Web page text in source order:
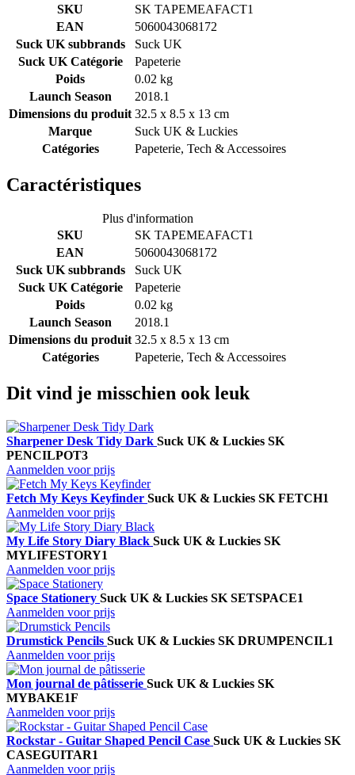
SKU
SK TAPEMEAFACT1
EAN
5060043068172
Suck UK subbrands
Suck UK
Suck UK Catégorie
Papeterie
Poids
0.02 kg
Launch Season
2018.1
Dimensions du produit 32.5 x 8.5 x 13 cm
Marque
Suck UK & Luckies
Catégories
Papeterie, Tech & Accessoires
Caractéristiques
Plus d'information
SKU
SK TAPEMEAFACT1
EAN
5060043068172
Suck UK subbrands
Suck UK
Suck UK Catégorie
Papeterie
Poids
0.02 kg
Launch Season
2018.1
Dimensions du produit 32.5 x 8.5 x 13 cm
Catégories
Papeterie, Tech & Accessoires
Dit vind je misschien ook leuk
Sharpener Desk Tidy Dark Suck UK & Luckies SK
PENCILPOT3
Aanmelden voor prijs
Fetch My Keys Keyfinder Suck UK & Luckies SK FETCH1
Aanmelden voor prijs
My Life Story Diary Black Suck UK & Luckies SK
MYLIFESTORY1
Aanmelden voor prijs
Space Stationery Suck UK & Luckies SK SETSPACE1
Aanmelden voor prijs
Drumstick Pencils Suck UK & Luckies SK DRUMPENCIL1
Aanmelden voor prijs
Mon journal de pâtisserie Suck UK & Luckies SK
MYBAKE1F
Aanmelden voor prijs
Rockstar - Guitar Shaped Pencil Case Suck UK & Luckies SK
CASEGUITAR1
Aanmelden voor prijs